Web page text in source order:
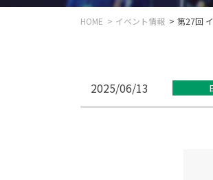
HOME イベント情報 第27回
2025/06/13